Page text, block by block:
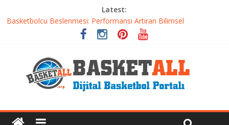
Latest:
Basketbolcu Beslenmesi: Performansı Artıran Bilimsel
Basketbolda Şut Antrenmanı ve Grafik Oluşturma
Dünyanın En İyi Basketbol Takımı: Gerçek Şampiyon Kim?
Etkili Basketbol Antrenmanı Nasıl Olmalı